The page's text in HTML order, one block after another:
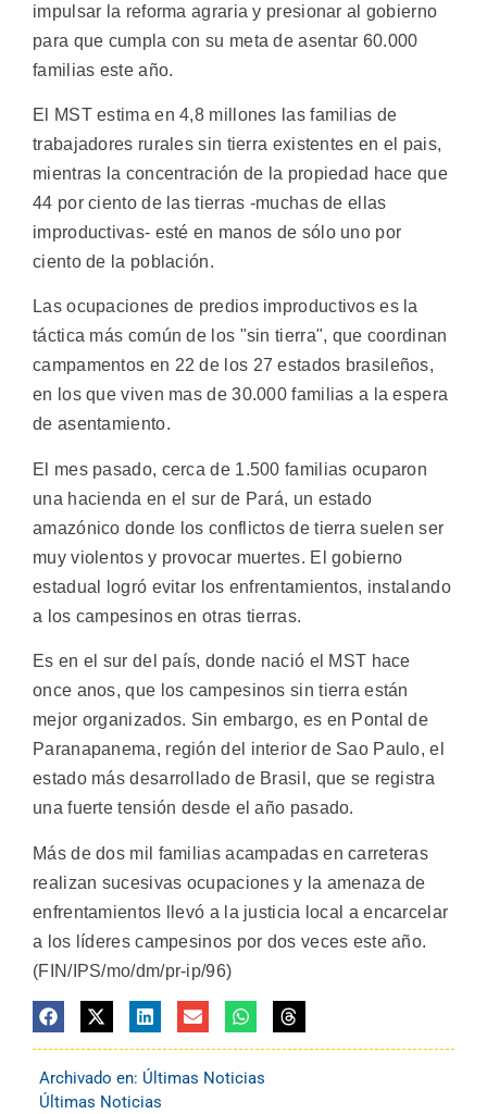
impulsar la reforma agraria y presionar al gobierno
para que cumpla con su meta de asentar 60.000
familias este año.
El MST estima en 4,8 millones las familias de
trabajadores rurales sin tierra existentes en el pais,
mientras la concentración de la propiedad hace que
44 por ciento de las tierras -muchas de ellas
improductivas- esté en manos de sólo uno por
ciento de la población.
Las ocupaciones de predios improductivos es la
táctica más común de los "sin tierra", que coordinan
campamentos en 22 de los 27 estados brasileños,
en los que viven mas de 30.000 familias a la espera
de asentamiento.
El mes pasado, cerca de 1.500 familias ocuparon
una hacienda en el sur de Pará, un estado
amazónico donde los conflictos de tierra suelen ser
muy violentos y provocar muertes. El gobierno
estadual logró evitar los enfrentamientos, instalando
a los campesinos en otras tierras.
Es en el sur del país, donde nació el MST hace
once anos, que los campesinos sin tierra están
mejor organizados. Sin embargo, es en Pontal de
Paranapanema, región del interior de Sao Paulo, el
estado más desarrollado de Brasil, que se registra
una fuerte tensión desde el año pasado.
Más de dos mil familias acampadas en carreteras
realizan sucesivas ocupaciones y la amenaza de
enfrentamientos llevó a la justicia local a encarcelar
a los líderes campesinos por dos veces este año.
(FIN/IPS/mo/dm/pr-ip/96)
Archivado en: Últimas Noticias
Últimas Noticias